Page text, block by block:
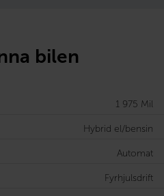
bilen
1 975 Mil
Hybrid el/bensin
Automat
Fyrhjulsdrift